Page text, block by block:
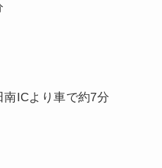
南ICより車で約7分